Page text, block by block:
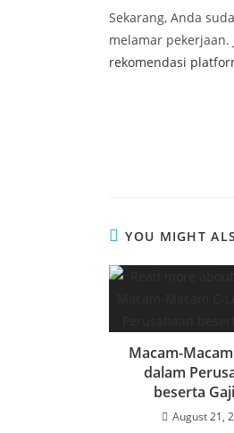
Sekarang, Anda
melamar pekerjaan.
rekomendasi
YOU MIGHT
Macam-
dalam
beserta
August 21,